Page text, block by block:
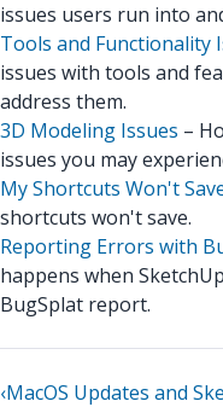
issues users run into
Tools and Functionality
issues with tools and
address them.
3D Modeling Issues –
issues you may
My Shortcuts Won't
shortcuts won't save.
Reporting Errors with
happens when
BugSplat report.
‹MacOS Updates and